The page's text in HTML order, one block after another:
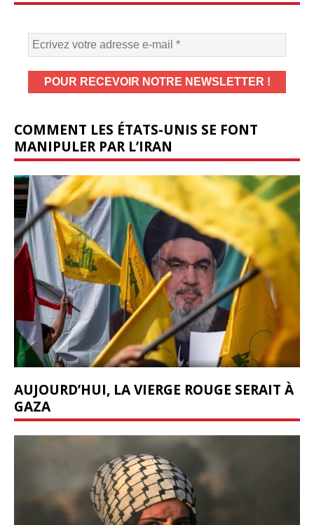
COMMENT LES ÉTATS-UNIS SE FONT
MANIPULER PAR L’IRAN
AUJOURD’HUI, LA VIERGE ROUGE SERAIT À
GAZA